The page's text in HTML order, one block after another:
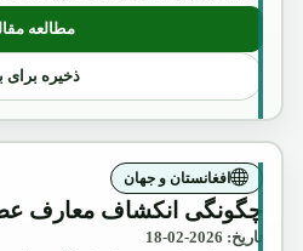
مطالعه:
ذخیره برای
افغانستان و جهان
چگونگی انکشاف معارف
تاریخ: 2026-02-18